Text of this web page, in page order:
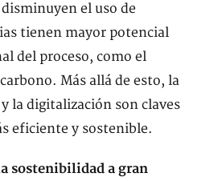
el uso de
tienen mayor potencial
del proceso, como el
Más allá de esto, la
la digitalización son claves
eficiente y sostenible.
sostenibilidad a gran